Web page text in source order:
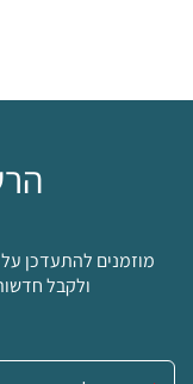
מוזמנים להתעדכן
ולקבל
אימייל: